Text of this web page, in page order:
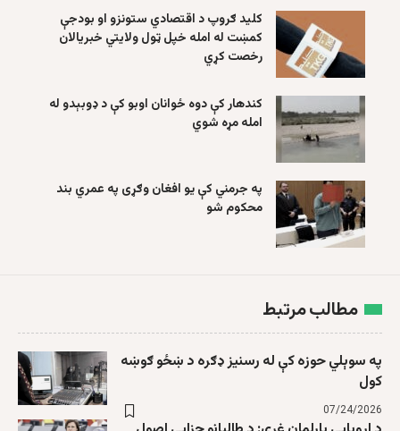
کلید ګروپ د اقتصادي ستونزو او بودجې
کمښت له امله خپل ټول ولایتي خبریالان
رخصت کړي
کندهار کې دوه ځوانان اوبو کې د ډوبېدو له
امله مړه شوي
په جرمني کې یو افغان وګړی په عمري بند
محکوم شو
مطالب مرتبط
په سوېلي حوزه کې له رسنیز ډګره د ښځو ګوښه
کول
07/24/2026